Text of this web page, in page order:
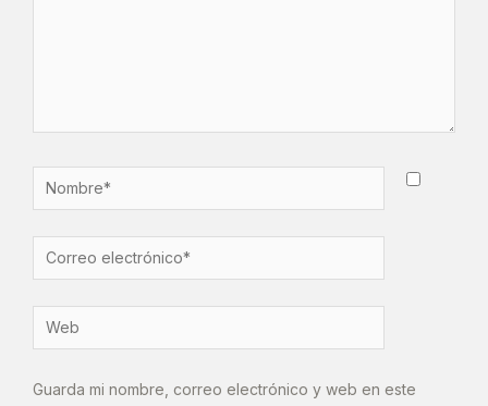
Guarda mi nombre, correo electrónico y web en este